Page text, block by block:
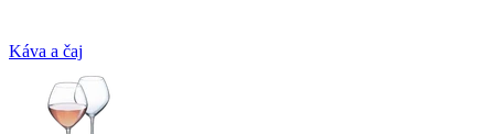
Káva a čaj